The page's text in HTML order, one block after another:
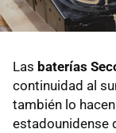
Las baterías
continuidad al
también lo
estadounidense